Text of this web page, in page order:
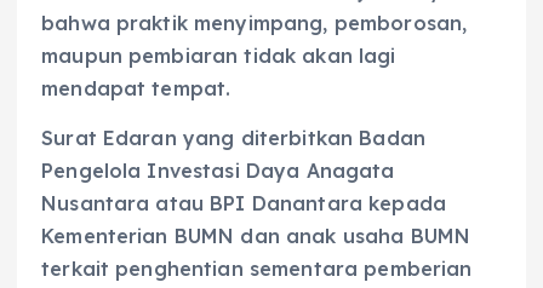
bahwa praktik menyimpang, pemborosan,
maupun pembiaran tidak akan lagi
mendapat tempat.
Surat Edaran yang diterbitkan Badan
Pengelola Investasi Daya Anagata
Nusantara atau BPI Danantara kepada
Kementerian BUMN dan anak usaha BUMN
terkait penghentian sementara pemberian